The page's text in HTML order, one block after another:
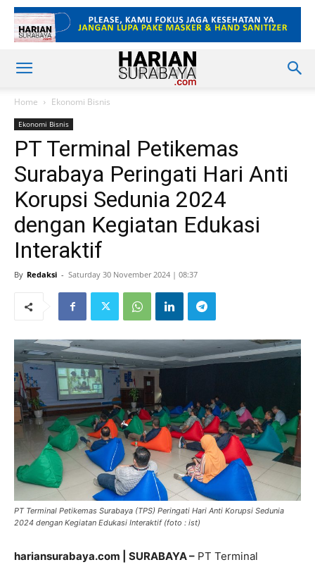
Home Ekonomi Bisnis
Ekonomi Bisnis
PT Terminal Petikemas
Surabaya Peringati Hari Anti
Korupsi Sedunia 2024
dengan Kegiatan Edukasi
Interaktif
By Redaksi - Saturday 30 November 2024 | 08:37
PT Terminal Petikemas Surabaya (TPS) Peringati Hari Anti Korupsi Sedunia
2024 dengan Kegiatan Edukasi Interaktif (foto : ist)
hariansurabaya.com | SURABAYA – PT Terminal